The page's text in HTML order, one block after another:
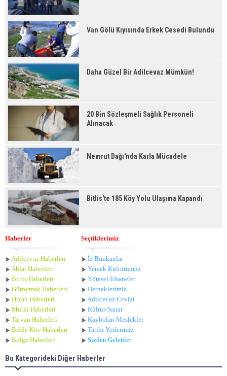
Van Gölü Kıyısında Erkek Cesedi Bulundu
Daha Güzel Bir Adilcevaz Mümkün!
20 Bin Sözleşmeli Sağlık Personeli
Alınacak
Nemrut Dağı'nda Karla Mücadele
Bitlis'te 185 Köy Yolu Ulaşıma Kapandı
Haberler
Adilcevaz Haberleri
Ahlat Haberleri
Bitlis Haberleri
Güroymak Haberleri
Hizan Haberleri
Mutki Haberleri
Tatvan Haberleri
Belde Köy Haberleri
Bölge Haberleri
Seçtiklerimiz
İz Bırakanlar
Yemek Kültürümüz
Yöresel Efsaneler
Derneklerimiz
Adilcevaz Cevizi
Kültür-Sanat
Kaybolan Meslekler
Tarihi Yerlerimiz
Sizden Gelenler
Bu Kategorideki Diğer Haberler